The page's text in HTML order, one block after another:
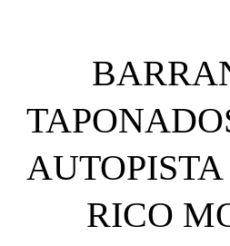
AUTOPISTA
RICO